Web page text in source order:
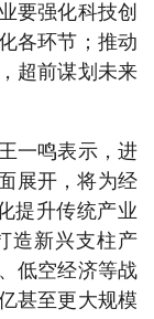
要强化科技创
各环节；推动
超前谋划未来
一鸣表示，进
展开，将为经
提升传统产业
造新兴支柱产
低空经济等战
甚至更大规模